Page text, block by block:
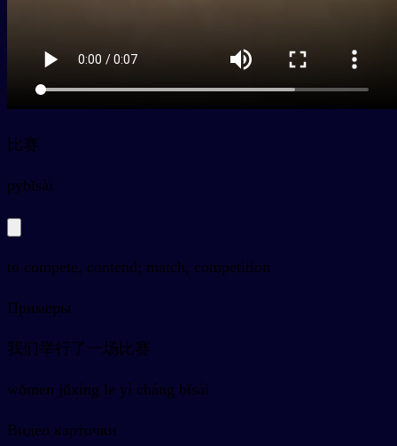
比赛
pybǐsài
to compete, contend; match, competition
Примеры
我们举行了一场比赛
wǒmen jǔxíng le yì cháng bǐsài
Видео карточки